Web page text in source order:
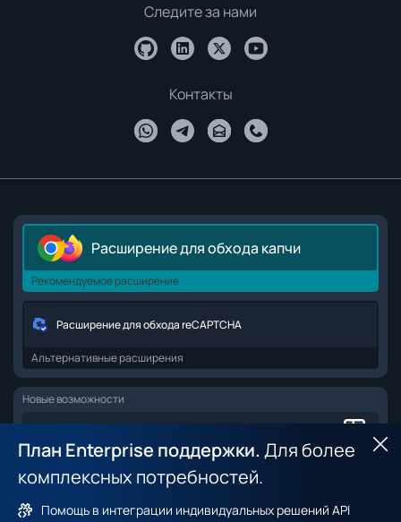
План Enterprise поддержки. Для более
комплексных потребностей.
Помощь в интеграции индивидуальных решений API
Следите за нами
Контакты
Расширение для обхода капчи
Рекомендуемое расширение
Расширение для обхода reCAPTCHA
Альтернативные расширения
Новые возможности
Датасет браузерных фингерпринтов